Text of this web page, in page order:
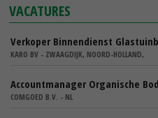
VACATURES
Verkoper Binnendienst
KARO BV - ZWAAGDIJK, NOORD-HOLLAND,
Accountmanager Organische
COMGOED B.V. - NL